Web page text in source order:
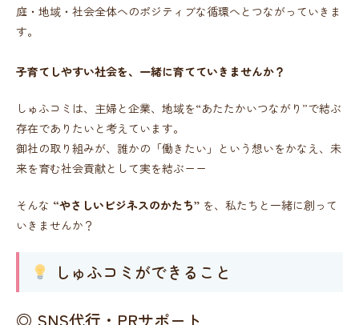
庭・地域・社会全体へのポジティブな循環へとつながっていきま
す。
子育てしやすい社会を、一緒に育てていきませんか？
しゅふコミは、主婦と企業、地域を“あたたかいつながり”で結ぶ
存在でありたいと考えています。
御社の取り組みが、誰かの「働きたい」という想いをかなえ、未
来を育む社会貢献として実を結ぶーー
そんな “やさしいビジネスのかたち” を、私たちと一緒に創って
いきませんか？
しゅふコミができること
◎ SNS代行・PRサポート